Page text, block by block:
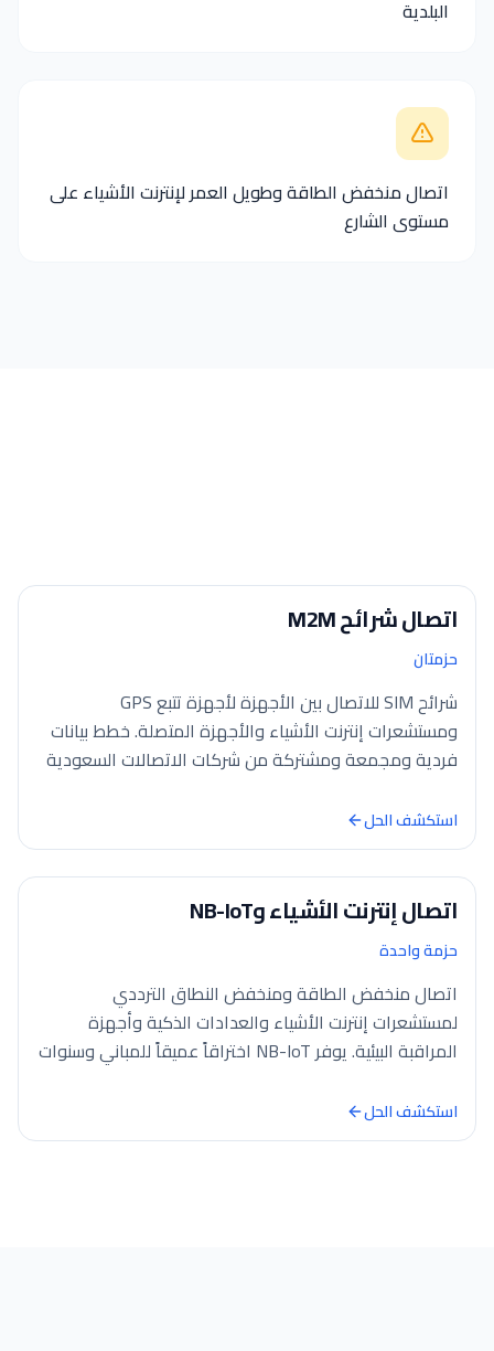
البلدية
اتصال منخفض الطاقة وطويل العمر لإنترنت الأشياء على
مستوى الشارع
اتصال شرائح M2M
حزمتان
شرائح SIM للاتصال بين الأجهزة لأجهزة تتبع GPS
ومستشعرات إنترنت الأشياء والأجهزة المتصلة. خطط بيانات
فردية ومجمعة ومشتركة من شركات الاتصالات السعودية
استكشف الحل
اتصال إنترنت الأشياء وNB-IoT
حزمة واحدة
اتصال منخفض الطاقة ومنخفض النطاق الترددي
لمستشعرات إنترنت الأشياء والعدادات الذكية وأجهزة
المراقبة البيئية. يوفر NB-IoT اختراقاً عميقاً للمباني وسنوات
استكشف الحل